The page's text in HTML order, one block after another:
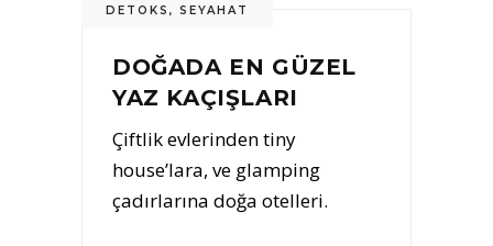
DETOKS , SEYAHAT
DOĞADA EN GÜZEL
YAZ KAÇIŞLARI
Çiftlik evlerinden tiny
house’lara, ve glamping
çadırlarına doğa otelleri.